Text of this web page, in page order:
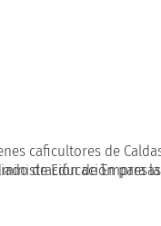
caficultores de